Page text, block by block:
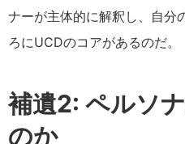
ナーが主体的に解釈し、自分
ろにUCDのコアがあるのだ。
補遺2: ペルソ
のか